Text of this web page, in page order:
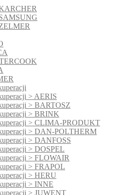
> AERIS
> BARTOSZ
> BRINK
> CLIMA-PRODUKT
> DAN-POLTHERM
> DANFOSS
> DOSPEL
> FLOWAIR
> FRAPOL
> HERU
> INNE
> JUWENT